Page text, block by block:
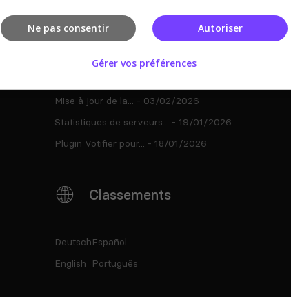
Sur Le Blog
Notre deuxième maj...- 12/07/2026
Mise à jour de la... - 03/02/2026
Statistiques de serveurs... - 19/01/2026
Plugin Votifier pour... - 18/01/2026
Classements
Deutsch
English
Español
Português
Autoriser
Ne pas consentir
Gérer vos préférences